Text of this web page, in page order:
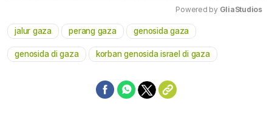
Powered by GliaStudios
jalur gaza perang gaza genosida gaza
genosida di gaza korban genosida israel di gaza